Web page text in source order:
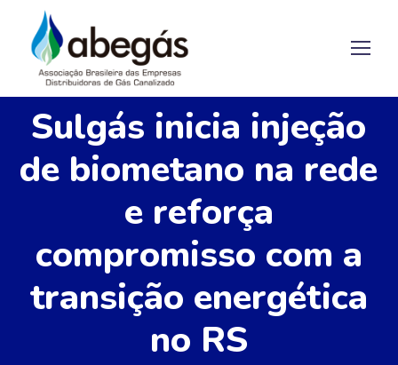
Sulgás inicia injeção
de biometano na rede
e reforça
compromisso com a
transição energética
no RS